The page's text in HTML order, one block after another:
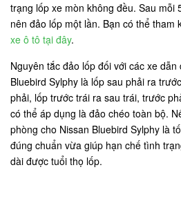
trạng lốp xe mòn không đều. Sau mỗi
nên đảo lốp một lần. Bạn có thể tham
xe ô tô tại đây.
Nguyên tắc đảo lốp đối với các xe
Bluebird Sylphy là lốp sau phải ra
phải, lốp trước trái ra sau trái, trước
có thể áp dụng là đảo chéo toàn bộ.
phòng cho Nissan Bluebird Sylphy là
đúng chuẩn vừa giúp hạn chế tình
dài được tuổi thọ lốp.